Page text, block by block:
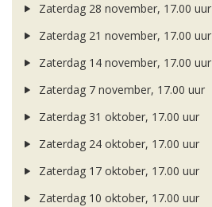
Zaterdag 28 november, 17.00 uur
Zaterdag 21 november, 17.00 uur
Zaterdag 14 november, 17.00 uur
Zaterdag 7 november, 17.00 uur
Zaterdag 31 oktober, 17.00 uur
Zaterdag 24 oktober, 17.00 uur
Zaterdag 17 oktober, 17.00 uur
Zaterdag 10 oktober, 17.00 uur